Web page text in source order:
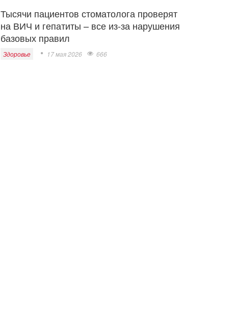
Тысячи пациентов стоматолога проверят
на ВИЧ и гепатиты – все из-за нарушения
базовых правил
Здоровье 17 мая 2026 666